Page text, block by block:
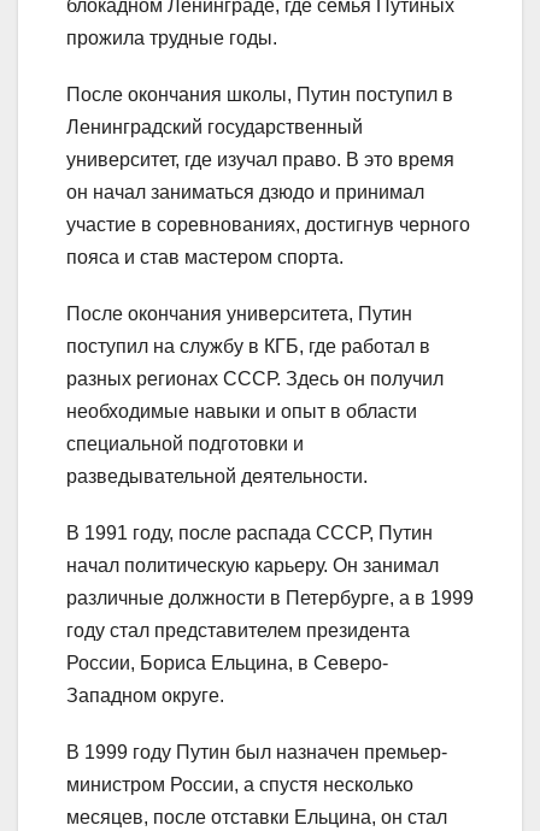
блокадном Ленинграде, где семья Путиных
прожила трудные годы.
После окончания школы, Путин поступил в
Ленинградский государственный
университет, где изучал право. В это время
он начал заниматься дзюдо и принимал
участие в соревнованиях, достигнув черного
пояса и став мастером спорта.
После окончания университета, Путин
поступил на службу в КГБ, где работал в
разных регионах СССР. Здесь он получил
необходимые навыки и опыт в области
специальной подготовки и
разведывательной деятельности.
В 1991 году, после распада СССР, Путин
начал политическую карьеру. Он занимал
различные должности в Петербурге, а в 1999
году стал представителем президента
России, Бориса Ельцина, в Северо-
Западном округе.
В 1999 году Путин был назначен премьер-
министром России, а спустя несколько
месяцев, после отставки Ельцина, он стал